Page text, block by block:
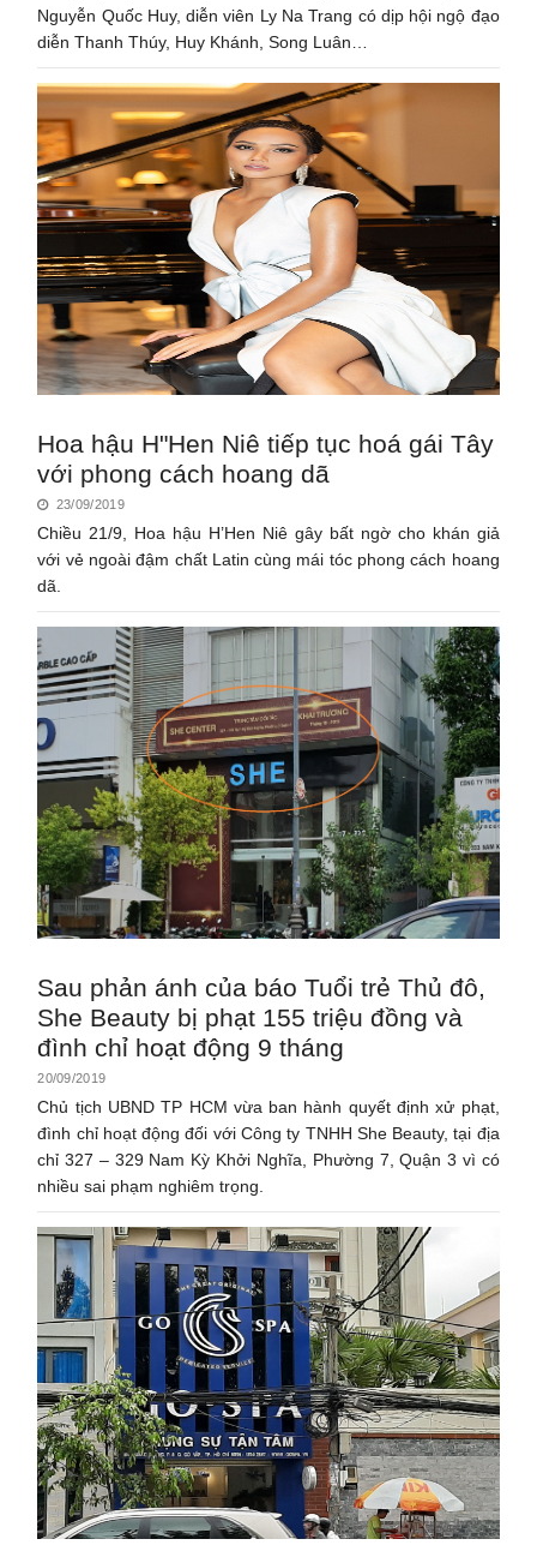
Nguyễn Quốc Huy, diễn viên Ly Na Trang có dịp hội ngộ đạo
diễn Thanh Thúy, Huy Khánh, Song Luân…
Hoa hậu H"Hen Niê tiếp tục hoá gái Tây
với phong cách hoang dã
23/09/2019
Chiều 21/9, Hoa hậu H’Hen Niê gây bất ngờ cho khán giả
với vẻ ngoài đậm chất Latin cùng mái tóc phong cách hoang
dã.
Sau phản ánh của báo Tuổi trẻ Thủ đô,
She Beauty bị phạt 155 triệu đồng và
đình chỉ hoạt động 9 tháng
20/09/2019
Chủ tịch UBND TP HCM vừa ban hành quyết định xử phạt,
đình chỉ hoạt động đối với Công ty TNHH She Beauty, tại địa
chỉ 327 – 329 Nam Kỳ Khởi Nghĩa, Phường 7, Quận 3 vì có
nhiều sai phạm nghiêm trọng.